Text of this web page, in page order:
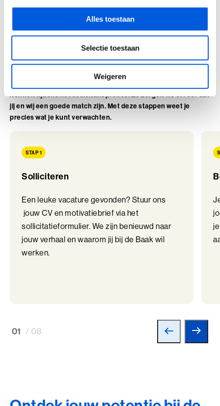
Alles toestaan
Selectie toestaan
Weigeren
Zo ziet het sollicitatieproces
eruit
Bij de Baak vinden we het belangrijk om jou écht te leren
kennen tijdens het sollicitatieproces. Zo zorgen we ervoor dat
jij en wij een goede match zijn. Met deze stappen weet je
precies wat je kunt verwachten.
STAP 1
Solliciteren
Een leuke vacature gevonden? Stuur ons
jouw CV en motivatiebrief via het
sollicitatieformulier. We zijn benieuwd naar
jouw verhaal en waarom jij bij de Baak wil
werken.
01 / 08